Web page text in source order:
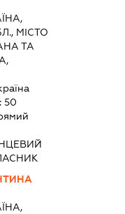
МІСТО
ТА
50